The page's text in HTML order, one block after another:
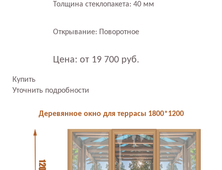
Толщина стеклопакета: 40 мм
Открывание: Поворотное
Цена: от 19 700 руб.
Купить
Уточнить подробности
Деревянное окно для террасы 1800*1200